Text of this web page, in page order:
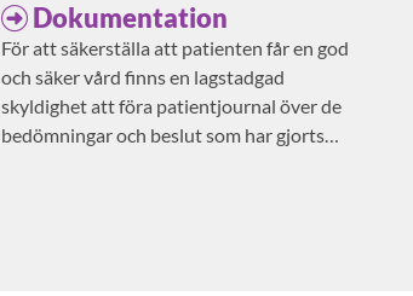
Dokumentation
För att säkerställa att patienten får en god
och säker vård finns en lagstadgad
skyldighet att föra patientjournal över de
bedömningar och beslut som har gjorts